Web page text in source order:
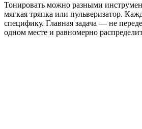
Тонировать можно разными
мягкая тряпка или пульверизатор.
специфику. Главная задача — не
одном месте и равномерно